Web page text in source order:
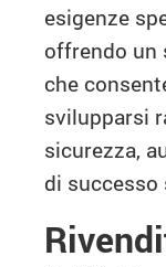
esigenze
offrendo un
che
svilupparsi
sicurezza,
di successo